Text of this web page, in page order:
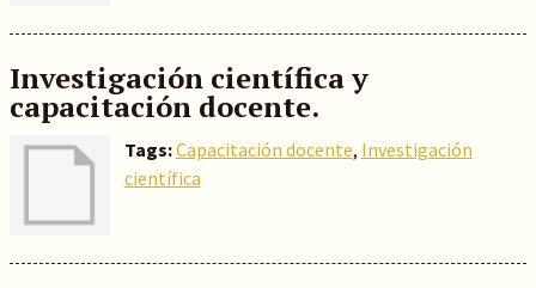
Investigación científica y
capacitación docente.
Tags:Capacitación docente, Investigación
científica